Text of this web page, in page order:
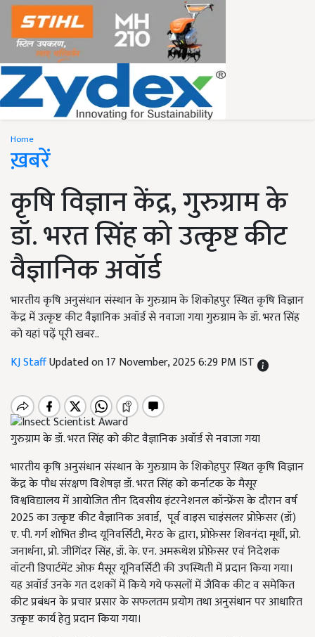
Home
ख़बरें
कृषि विज्ञान केंद्र, गुरुग्राम के
डॉ. भरत सिंह को उत्कृष्ट कीट
वैज्ञानिक अवॉर्ड
भारतीय कृषि अनुसंधान संस्थान के गुरुग्राम के शिकोहपुर स्थित कृषि विज्ञान
केंद्र में उत्कृष्ट कीट वैज्ञानिक अवॉर्ड से नवाजा गया गुरुग्राम के डॉ. भरत सिंह
को यहां पढ़ें पूरी खबर..
KJ StaffUpdated on 17 November, 2025 6:29 PM IST
गुरुग्राम के डॉ. भरत सिंह को कीट वैज्ञानिक अवॉर्ड से नवाजा गया
भारतीय कृषि अनुसंधान संस्थान के गुरुग्राम के शिकोहपुर स्थित कृषि विज्ञान
केंद्र के पौध संरक्षण विशेषज्ञ डॉ. भरत सिंह को कर्नाटक के मैसूर
विश्वविद्यालय में आयोजित तीन दिवसीय इंटरनेशनल कॉन्फ्रेंस के दौरान वर्ष
2025 का उत्कृष्ट कीट वैज्ञानिक अवार्ड, पूर्व वाइस चाइंसलर प्रोफ़ेसर (डॉ)
ए. पी. गर्ग शोभित डीम्द यूनिवर्सिटी, मेरठ के द्वारा, प्रोफ़ेसर शिवनंदा मूर्थी, प्रो.
जनार्धना, प्रो. जीगिंदर सिंह, डॉ. के. एन. अमरूथेश प्रोफ़ेसर एवं निदेशक
वॉटनी डिपार्टमेंट ओफ़ मैसूर यूनिवर्सिटी की उपस्थिती में प्रदान किया गया।
यह अवॉर्ड उनके गत दशकों में किये गये फसलों में जैविक कीट व समेकित
कीट प्रबंधन के प्रचार प्रसार के सफलतम प्रयोग तथा अनुसंधान पर आधारित
उत्कृष्ट कार्य हेतु प्रदान किया गया।